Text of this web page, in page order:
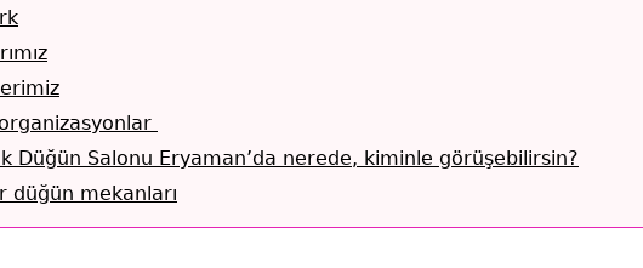
Düğün Salonu Eryaman’da nerede, kiminle görüşebilirsin?
düğün mekanları